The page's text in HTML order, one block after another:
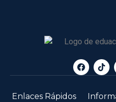
Enlaces Rápidos